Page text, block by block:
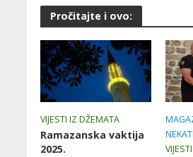
Pročitajte i ovo:
VIJESTI IZ DŽEMATA
Ramazanska vaktija
2025.